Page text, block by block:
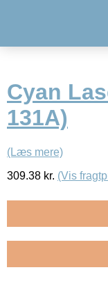
Cyan
131A)
(Læs mere)
309.38 kr. (Vis